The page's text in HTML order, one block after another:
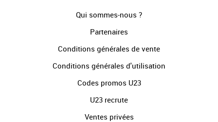
Qui sommes-nous ?
Partenaires
Conditions générales de vente
Conditions générales d'utilisation
Codes promos U23
U23 recrute
Ventes privées